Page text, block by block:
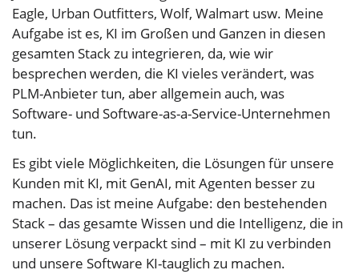
Eagle, Urban Outfitters, Wolf, Walmart usw. Meine
Aufgabe ist es, KI im Großen und Ganzen in diesen
gesamten Stack zu integrieren, da, wie wir
besprechen werden, die KI vieles verändert, was
PLM-Anbieter tun, aber allgemein auch, was
Software- und Software-as-a-Service-Unternehmen
tun.
Es gibt viele Möglichkeiten, die Lösungen für unsere
Kunden mit KI, mit GenAI, mit Agenten besser zu
machen. Das ist meine Aufgabe: den bestehenden
Stack – das gesamte Wissen und die Intelligenz, die in
unserer Lösung verpackt sind – mit KI zu verbinden
und unsere Software KI-tauglich zu machen.